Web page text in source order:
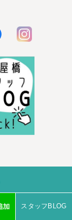
スタッフBLOG